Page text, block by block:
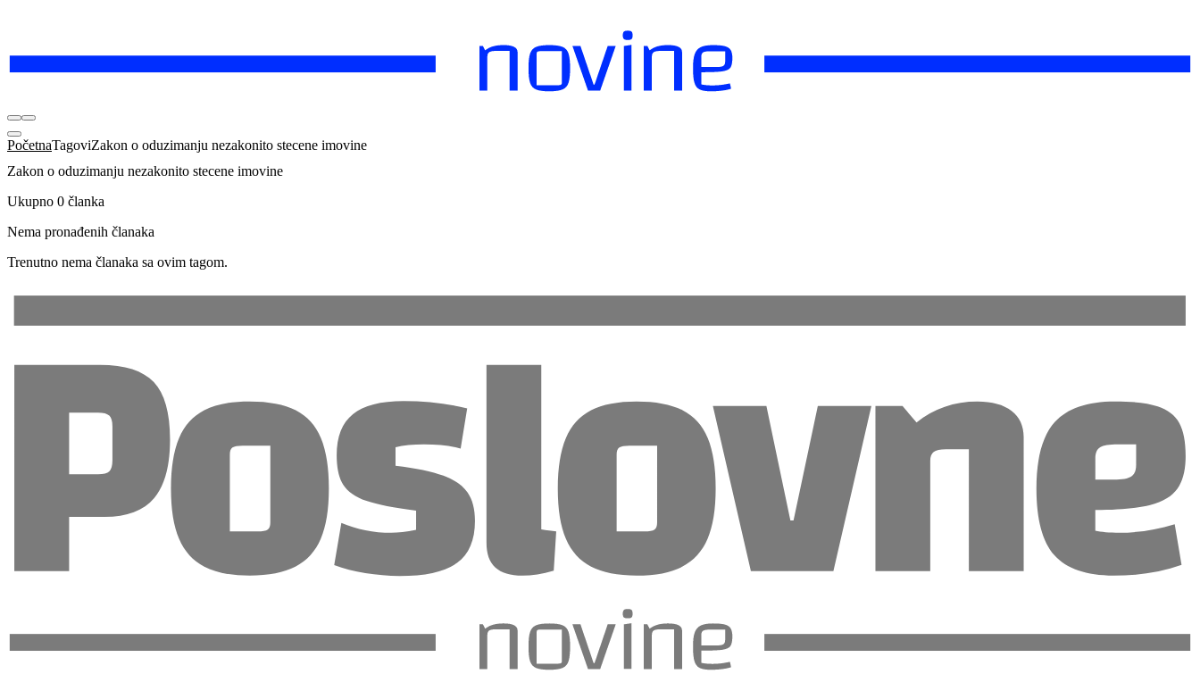
PočetnaTagoviZakon o oduzimanju nezakonito stecene imovine
Zakon o oduzimanju nezakonito stecene imovine
Ukupno 0 članka
Nema pronađenih članaka
Trenutno nema članaka sa ovim tagom.